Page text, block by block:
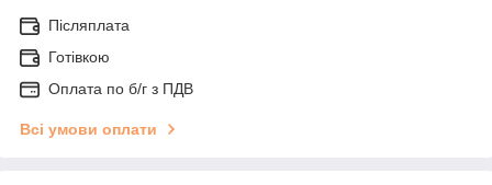
Післяплата
Готівкою
Оплата по б/г з ПДВ
Всі умови оплати